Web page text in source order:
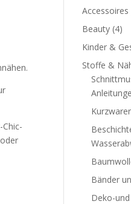
Accessoires
Beauty (4)
Kinder &
Stoffe &
Bänder
Deko-